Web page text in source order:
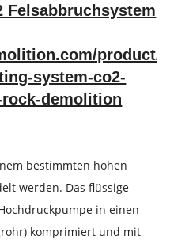
Felsabbruchsystem
product/
system-co2-
demolition
bestimmten hohen
werden. Das flüssige
in einen
komprimiert und mit